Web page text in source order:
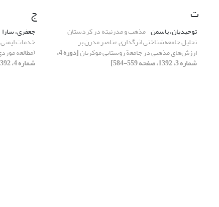
ت
توحیدیان، یاسمن مذهب و مدرنیته در کردستان
تحلیل جامعه‌شناختی اثرگذاری عناصر مدرن بر
ارزش‌های مذهبی در جامعة روستایی موکریان [دوره 4،
شماره 3، 1392، صفحه 559-584]
ج
جعفری، سارا
(مطالعه
شماره 4، 1392، صفحه 825-850]